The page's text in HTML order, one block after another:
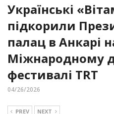
Українські
підкорили
палац в Анкарі
Міжнародному
фестивалі TRT
04/26/2026
PREV NEXT